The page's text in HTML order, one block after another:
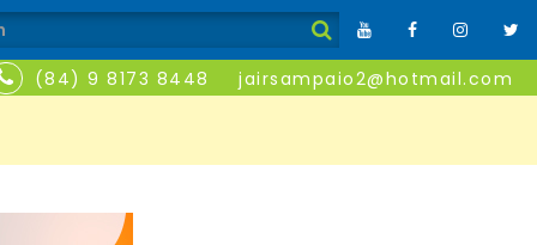
(84) 9 8173 8448 jairsampaio2@hotmail.com